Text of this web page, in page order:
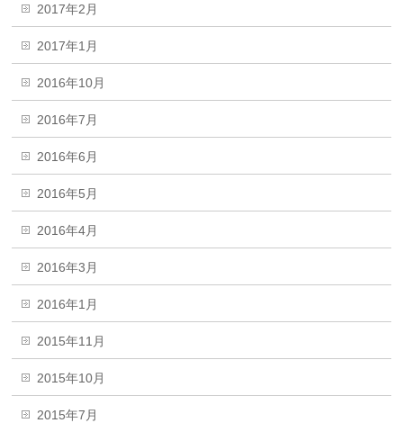
2017年2月
2017年1月
2016年10月
2016年7月
2016年6月
2016年5月
2016年4月
2016年3月
2016年1月
2015年11月
2015年10月
2015年7月